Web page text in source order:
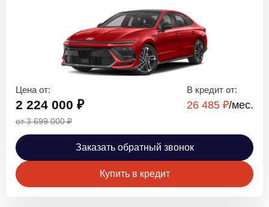
Цена от:
2 224 000 ₽
от 3 699 000 ₽
В кредит от:
26 485 ₽/мec.
Заказать обратный звонок
Купить в кредит